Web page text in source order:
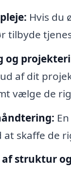
Hvis du
tilbyde
og
af dit
vælge de
skaffe de
struktur